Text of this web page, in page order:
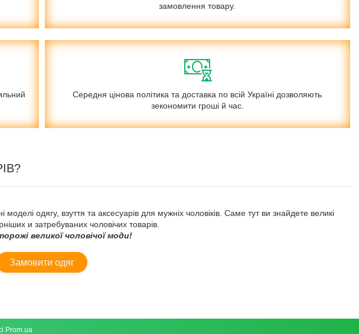
замовлення товару.
Середня цінова політика та доставка по всій Україні дозволяють
зекономити гроші й час.
одягу, взуття та аксесуарів для мужніх чоловіків. Саме тут ви знайдете великі
и затребуваних чоловічих товарів.
великої чоловічої моди!
Замовити одяг
Prom.ua